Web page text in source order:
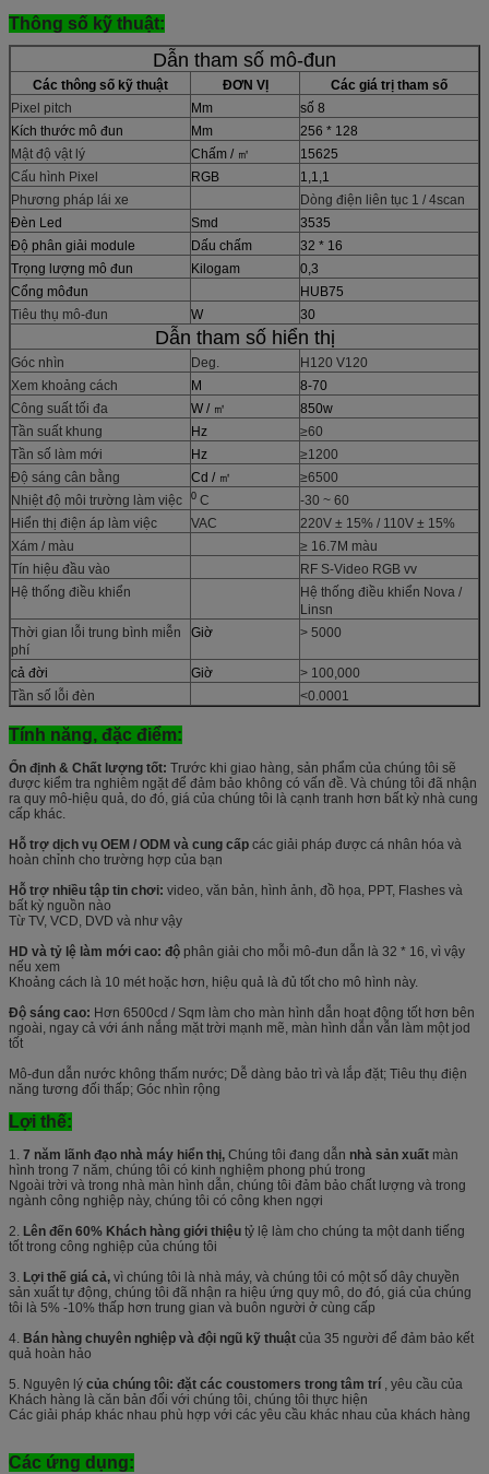
Thông số kỹ thuật:
Dẫn tham số mô-đun
Các thông số kỹ thuật ĐƠN VỊ
Các giá trị tham số
Pixel pitch
Mm
số 8
Kích thước mô đun
Mm
256 * 128
Mật độ vật lý
Chấm / ㎡
15625
Cấu hình Pixel
RGB
1,1,1
Phương pháp lái xe
Dòng điện liên tục 1 / 4scan
Đèn Led
Smd
3535
Độ phân giải module
Dấu chấm
32 * 16
Trọng lượng mô đun
Kilogam
0,3
Cổng môđun
HUB75
Tiêu thụ mô-đun
W 30
Dẫn tham số hiển thị
Góc nhìn Deg.
H120 V120
Xem khoảng cách
M
8-70
Công suất tối đa
W / ㎡
850w
Tần suất khung
Hz
≥60
Tần số làm mới
Hz
≥1200
Độ sáng cân bằng
Cd / ㎡
≥6500
Nhiệt độ môi trường làm việc
0 C
-30 ~ 60
Hiển thị điện áp làm việc
VAC
220V ± 15% / 110V ± 15%
Xám / màu
≥ 16.7M màu
Tín hiệu đầu vào
RF S-Video RGB vv
Hệ thống điều khiển
Hệ thống điều khiển Nova /
Linsn
Thời gian lỗi trung bình miễn
phí
Giờ > 5000
cả đời Giờ
> 100,000
Tần số lỗi đèn
<0.0001
Tính năng, đặc điểm:
Ổn định & Chất lượng tốt: Trước khi giao hàng, sản phẩm của chúng tôi sẽ
được kiểm tra nghiêm ngặt để đảm bảo không có vấn đề. Và chúng tôi đã nhận
ra quy mô-hiệu quả, do đó, giá của chúng tôi là cạnh tranh hơn bất kỳ nhà cung
cấp khác.
Hỗ trợ dịch vụ OEM / ODM và cung cấp các giải pháp được cá nhân hóa và
hoàn chỉnh cho trường hợp của bạn
Hỗ trợ nhiều tập tin chơi: video, văn bản, hình ảnh, đồ họa, PPT, Flashes và
bất kỳ nguồn nào
Từ TV, VCD, DVD và như vậy
HD và tỷ lệ làm mới cao: độ phân giải cho mỗi mô-đun dẫn là 32 * 16, vì vậy
nếu xem
Khoảng cách là 10 mét hoặc hơn, hiệu quả là đủ tốt cho mô hình này.
Độ sáng cao: Hơn 6500cd / Sqm làm cho màn hình dẫn hoạt động tốt hơn bên
ngoài, ngay cả với ánh nắng mặt trời mạnh mẽ, màn hình dẫn vẫn làm một jod
tốt
Mô-đun dẫn nước không thấm nước; Dễ dàng bảo trì và lắp đặt; Tiêu thụ điện
năng tương đối thấp; Góc nhìn rộng
Lợi thế:
1. 7 năm lãnh đạo nhà máy hiển thị, Chúng tôi đang dẫn nhà sản xuất màn
hình trong 7 năm, chúng tôi có kinh nghiệm phong phú trong
Ngoài trời và trong nhà màn hình dẫn, chúng tôi đảm bảo chất lượng và trong
ngành công nghiệp này, chúng tôi có công khen ngợi
2. Lên đến 60% Khách hàng giới thiệu tỷ lệ làm cho chúng ta một danh tiếng
tốt trong công nghiệp của chúng tôi
3. Lợi thế giá cả, vì chúng tôi là nhà máy, và chúng tôi có một số dây chuyền
sản xuất tự động, chúng tôi đã nhận ra hiệu ứng quy mô, do đó, giá của chúng
tôi là 5% -10% thấp hơn trung gian và buôn người ở cùng cấp
4. Bán hàng chuyên nghiệp và đội ngũ kỹ thuật của 35 người để đảm bảo kết
quả hoàn hảo
5. Nguyên lý của chúng tôi: đặt các coustomers trong tâm trí , yêu cầu của
Khách hàng là căn bản đối với chúng tôi, chúng tôi thực hiện
Các giải pháp khác nhau phù hợp với các yêu cầu khác nhau của khách hàng
Các ứng dụng: